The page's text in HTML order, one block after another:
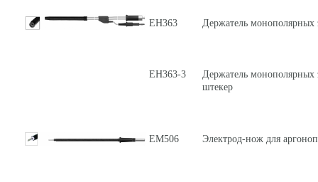
ЕН363 Держатель монополярных
ЕН363-3
Держатель монополярных
штекер
ЕМ506 Электрод-нож для